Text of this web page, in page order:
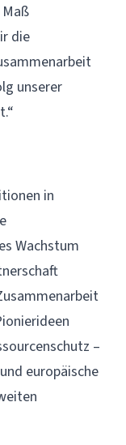
die
unserer
in
Wachstum
–
europäische